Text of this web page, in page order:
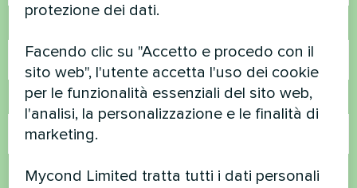
Email
Commento
protezione dei dati.
Facendo clic su "Accetto e procedo con il
sito web", l'utente accetta l'uso dei cookie
per le funzionalità essenziali del sito web,
l'analisi, la personalizzazione e le finalità di
marketing.
Mycond Limited tratta tutti i dati personali